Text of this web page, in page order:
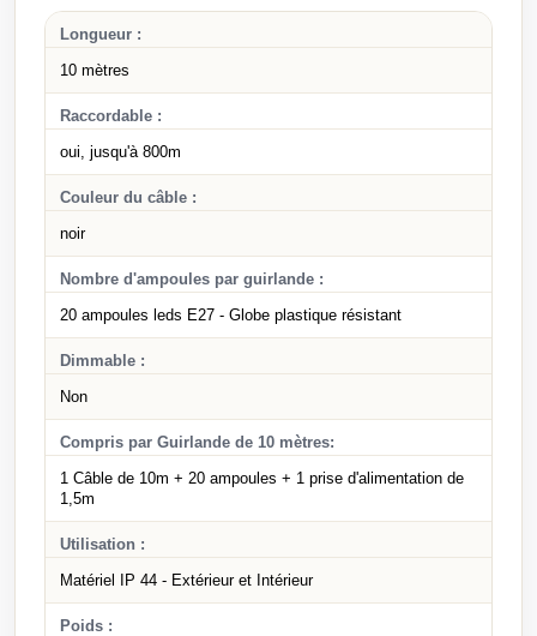
Longueur :
10 mètres
Raccordable :
oui, jusqu'à 800m
Couleur du câble :
noir
Nombre d'ampoules par guirlande :
20 ampoules leds E27 - Globe plastique résistant
Dimmable :
Non
Compris par Guirlande de 10 mètres:
1 Câble de 10m + 20 ampoules + 1 prise d'alimentation de
1,5m
Utilisation :
Matériel IP 44 - Extérieur et Intérieur
Poids :